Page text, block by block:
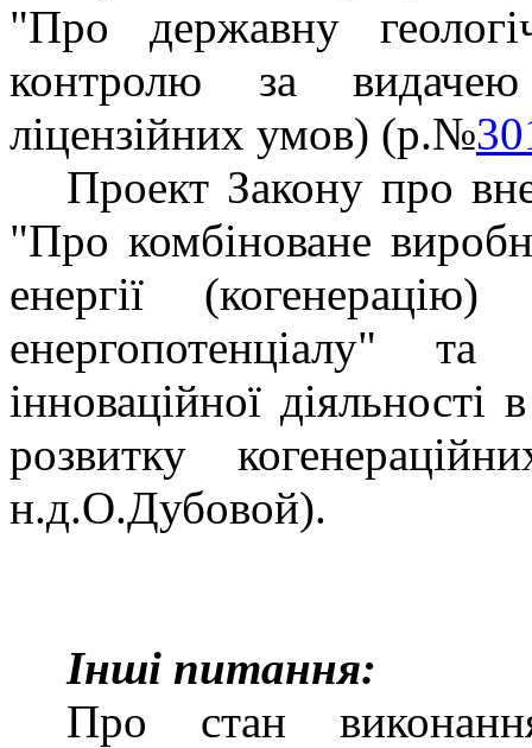
"Про державну
контролю за
ліцензійних умов) (р.№
Проект Закону про
"Про комбіноване
енергії
енергопотенціалу"
інноваційної
розвитку
н.д.О.Дубовой).
Інші питання:
Про стан